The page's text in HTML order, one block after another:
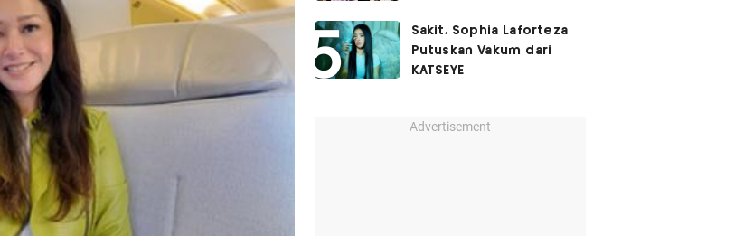
SARA
Sakit, Sophia Laforteza
Putuskan Vakum dari
KATSEYE
Advertisement